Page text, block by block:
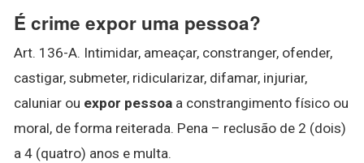
É crime expor uma pessoa?
Art. 136-A. Intimidar, ameaçar, constranger, ofender,
castigar, submeter, ridicularizar, difamar, injuriar,
caluniar ou expor pessoa a constrangimento físico ou
moral, de forma reiterada. Pena – reclusão de 2 (dois)
a 4 (quatro) anos e multa.